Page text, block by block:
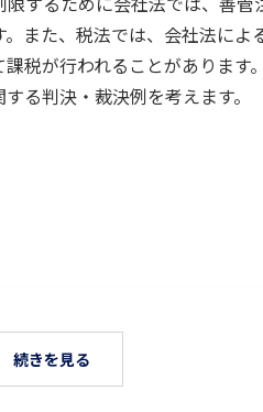
また、税法では、会社法によ
税が行われることがあります。
る判決・裁決例を考えます。
続きを見る